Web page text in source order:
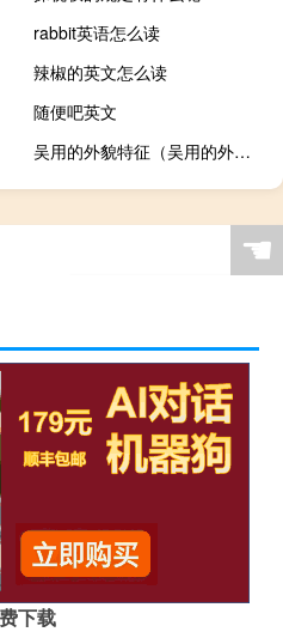
rabbit英语怎么读
辣椒的英文怎么读
随便吧英文
吴用的外貌特征（吴用的外貌）
☚
下载